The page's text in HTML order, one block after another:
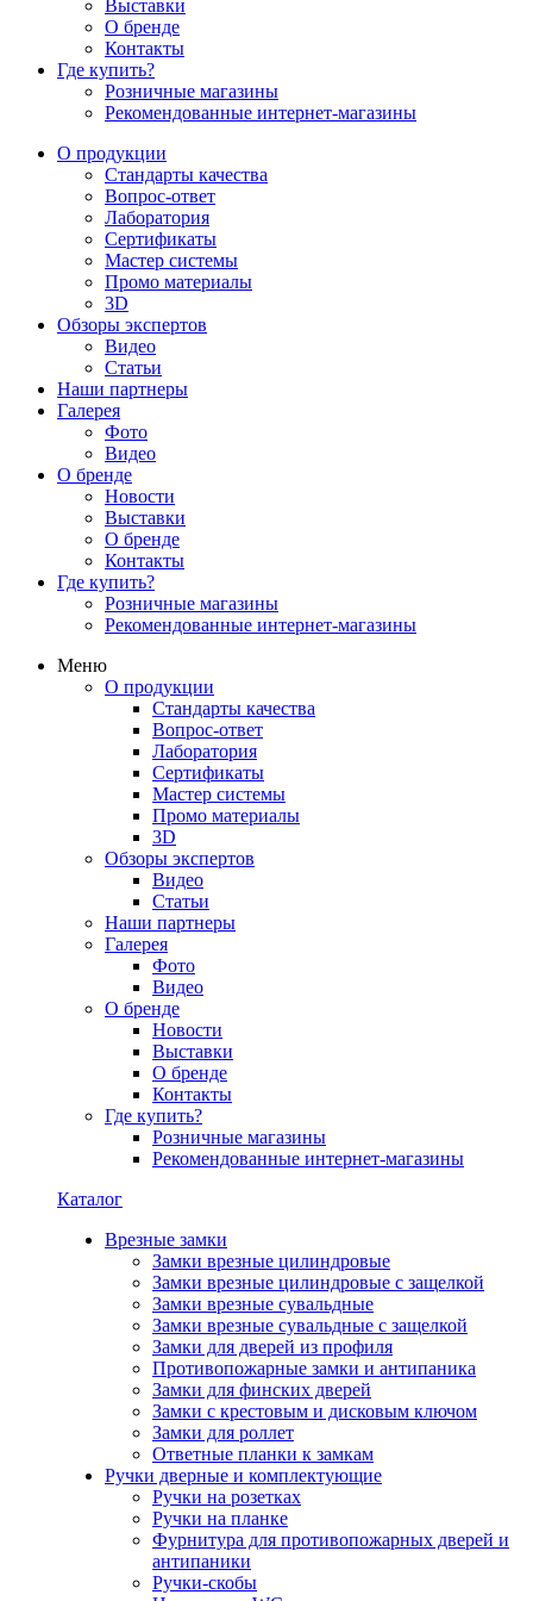
Выставки
О бренде
Контакты
Где купить?
Розничные магазины
Рекомендованные интернет-магазины
О продукции
Стандарты качества
Вопрос-ответ
Лаборатория
Сертификаты
Мастер системы
Промо материалы
3D
Обзоры экспертов
Видео
Статьи
Наши партнеры
Галерея
Фото
Видео
О бренде
Новости
Выставки
О бренде
Контакты
Где купить?
Розничные магазины
Рекомендованные интернет-магазины
Меню
О продукции
Стандарты качества
Вопрос-ответ
Лаборатория
Сертификаты
Мастер системы
Промо материалы
3D
Обзоры экспертов
Видео
Статьи
Наши партнеры
Галерея
Фото
Видео
О бренде
Новости
Выставки
О бренде
Контакты
Где купить?
Розничные магазины
Рекомендованные интернет-магазины
Каталог
Врезные замки
Замки врезные цилиндровые
Замки врезные цилиндровые с защелкой
Замки врезные сувальдные
Замки врезные сувальдные с защелкой
Замки для дверей из профиля
Противопожарные замки и антипаника
Замки для финских дверей
Замки с крестовым и дисковым ключом
Замки для роллет
Ответные планки к замкам
Ручки дверные и комплектующие
Ручки на розетках
Ручки на планке
Фурнитура для противопожарных дверей и
антипаники
Ручки-скобы